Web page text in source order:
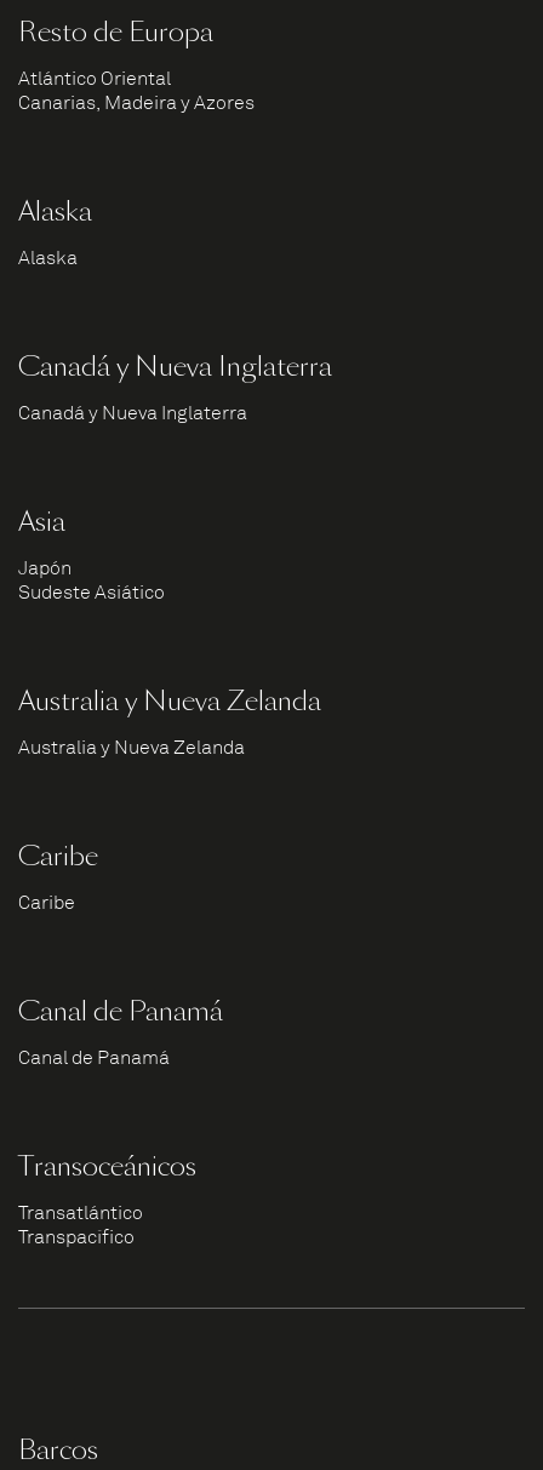
Resto de Europa
Atlántico Oriental
Canarias, Madeira y Azores
Alaska
Alaska
Canadá y Nueva Inglaterra
Canadá y Nueva Inglaterra
Asia
Japón
Sudeste Asiático
Australia y Nueva Zelanda
Australia y Nueva Zelanda
Caribe
Caribe
Canal de Panamá
Canal de Panamá
Transoceánicos
Transatlántico
Transpacífico
Barcos